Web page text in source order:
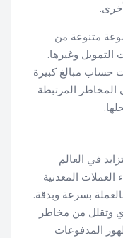
متنوعة من
التمويل وغيرها.
حساب مبالغ كبيرة
المرتبطة
في العالم
المعدنية
بسرعة وبدقة.
وتقلل من مخاطر
المدفوعات